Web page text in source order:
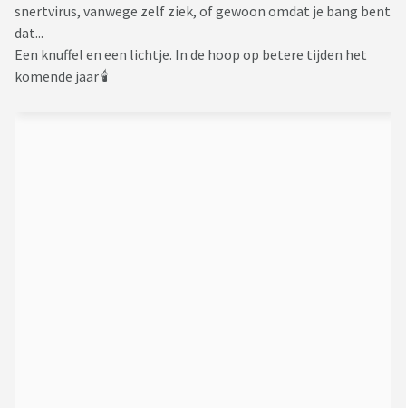
snertvirus, vanwege zelf ziek, of gewoon omdat je bang bent
dat...
Een knuffel en een lichtje. In de hoop op betere tijden het
komende jaar 🕯️